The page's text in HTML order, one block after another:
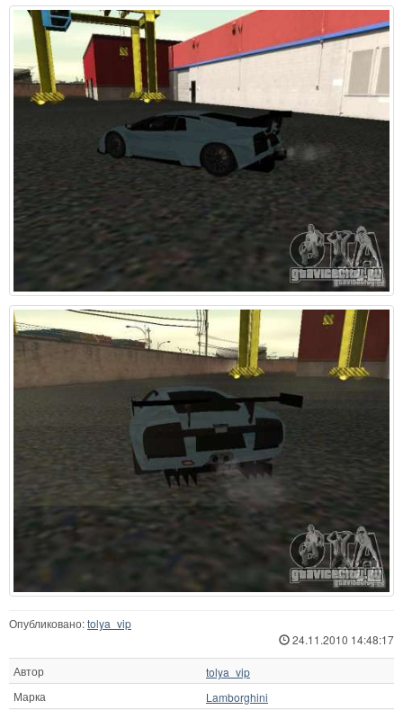
Опубликовано:tolya_vip
24.11.2010 14:48:17
Автор
tolya_vip
Марка
Lamborghini